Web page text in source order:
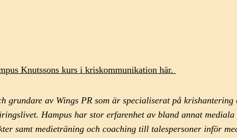
Knutssons kurs i kriskommunikation här.
grundare av Wings PR som är specialiserat på
Hampus har stor erfarenhet av bland annat
samt medieträning och coaching till talespersoner inför